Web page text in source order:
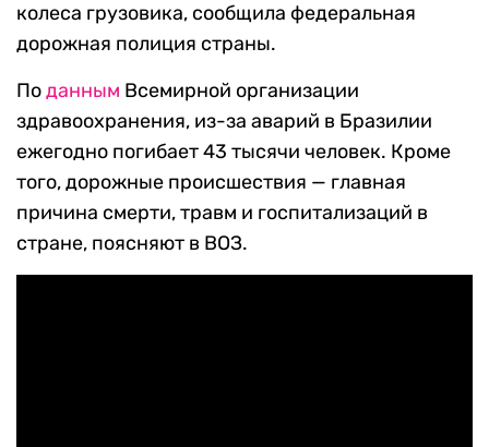
колеса грузовика, сообщила федеральная
дорожная полиция страны.
Поданным Всемирной организации
здравоохранения, из-за аварий в Бразилии
ежегодно погибает 43 тысячи человек. Кроме
того, дорожные происшествия — главная
причина смерти, травм и госпитализаций в
стране, поясняют в ВОЗ.